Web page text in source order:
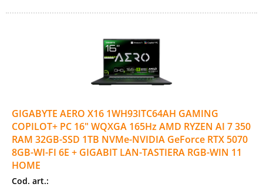
GIGABYTE AERO X16 1WH93ITC64AH GAMING
COPILOT+ PC 16" WQXGA 165Hz AMD RYZEN AI 7 350
RAM 32GB-SSD 1TB NVMe-NVIDIA GeForce RTX 5070
8GB-WI-FI 6E + GIGABIT LAN-TASTIERA RGB-WIN 11
HOME
Cod. art.: